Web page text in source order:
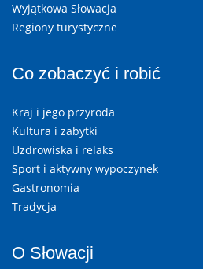
Wyjątkowa Słowacja
Regiony turystyczne
Co zobaczyć i robić
Kraj i jego przyroda
Kultura i zabytki
Uzdrowiska i relaks
Sport i aktywny wypoczynek
Gastronomia
Tradycja
O Słowacji